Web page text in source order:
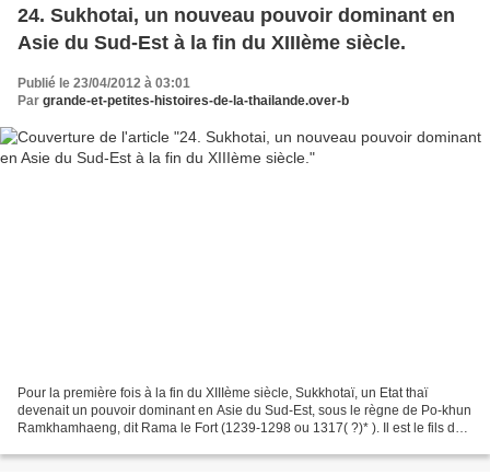
24. Sukhotai, un nouveau pouvoir dominant en
Asie du Sud-Est à la fin du XIIIème siècle.
Publié le 23/04/2012 à 03:01
Par grande-et-petites-histoires-de-la-thailande.over-b
Pour la première fois à la fin du XIIIème siècle, Sukkhotaï, un Etat thaï
devenait un pouvoir dominant en Asie du Sud-Est, sous le règne de Po-khun
Ramkhamhaeng, dit Rama le Fort (1239-1298 ou 1317( ?)* ). Il est le fils du